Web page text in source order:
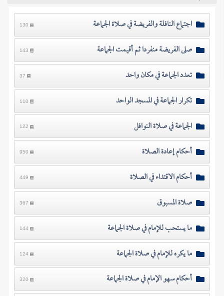
اجتماع النافلة والفريضة في صلاة الجماعة 130
صلى الفريضة منفردا ثم أقيمت الجماعة 143
تعدد الجماعة في مكان واحد 37
تكرار الجماعة في المسجد الواحد 110
الجماعة في صلاة النوافل 122
أحكام إعادة الصلاة 950
أحكام الاقتداء في الصلاة 449
صلاة المسبوق 367
ما يستحب للإمام في صلاة الجماعة 144
ما يكره للإمام في صلاة الجماعة 124
أحكام سهو الإمام في صلاة الجماعة 320